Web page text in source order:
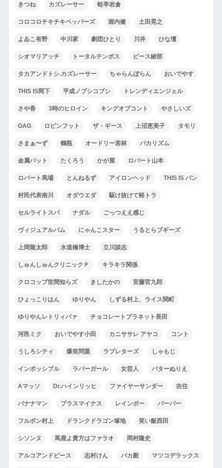
きつね カズレーサー 蛙亭岩倉
コロコロチキチキペッパーズ 堀内健 土田晃之
よゐこ有野 中川家 劇団ひとり 川井 ひな壇
シオマリアッチ トータルテンボス ピース綾部
タカアンドトシ.カズレーサー ちゃらんぽらん おいでやす
THIS IS岡下 平成ノブシコブシ トレンディエンジェル
さや香 3時のヒロイン キングオブコント やさしいズ
GAG ロビンフット ザ・ギース 上沼恵美子 タモリ
さまぁ〜ず 鶴瓶 オードリー若林 バカリズム
金属バット たくろう かが屋 ロバート山本
ロバート馬場 とんねるず アイロンヘッド THIS IS パン
村民代表南川 オダウエダ 駆け抜けて軽トラ
セルライトスパ ナダル ごっつええ感じ
ヴィジュアルバム にゃんこスター うるとらブギーズ
上岡龍太郎 水道橋博士 立川談志
しゅんしゅんクリニックＰ キラキラ関係
クロコップ世間知らズ きしたかの 宮藤官九郎
ひょっこりはん ゆりやん しずる村上、ライス関町
ゆりやんレトリィバァ チョコレートプラネット長田
河邑ミク おいでやす小田 カニササレ アヤコ コント
うしろシティ 爆笑問題 ラブレターズ しゃもじ
インポッシブル ラバーガール 女芸人 バターぬりえ
Aマッソ Dr.ハインリッヒ ファイヤーサンダー 吉住
バナナマン プラスマイナス レインボー パーパー
フルポン村上 ドランクドラゴン塚地 笑い飯西田
シソンヌ 馬鹿よ貴方はファラオ 岡村隆史
アルコアンドピース 志村けん バカ殿 マツコデラックス